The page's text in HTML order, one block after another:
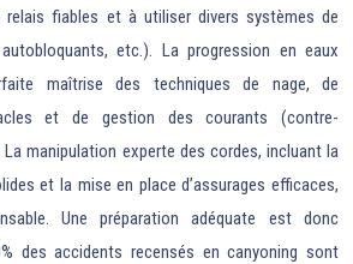
fiables et à utiliser divers systèmes de
etc.). La progression en eaux
maîtrise des techniques de nage, de
et de gestion des courants (contre-
manipulation experte des cordes, incluant la
et la mise en place d’assurages efficaces,
Une préparation adéquate est donc
des accidents recensés en canyoning sont